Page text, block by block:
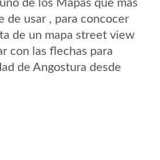
de los Mapas que mas
de usar , para concocer
de un mapa street view
con las flechas para
de Angostura desde